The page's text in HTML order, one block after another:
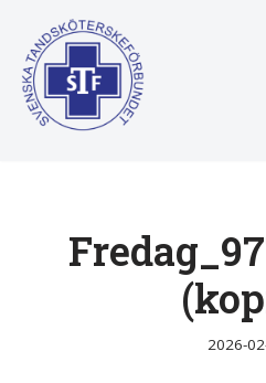
Hoppa
till
innehåll
2026-